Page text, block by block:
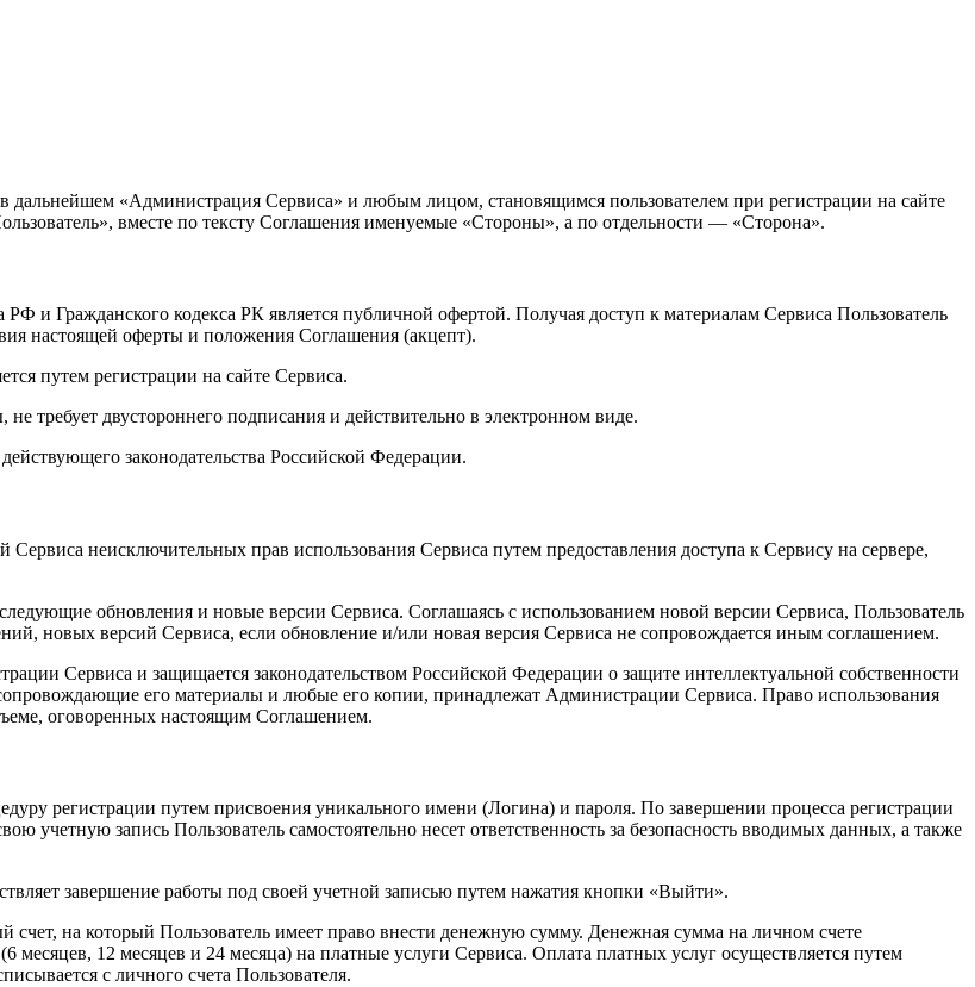
«Администрация Сервиса» и любым лицом, становящимся пользователем при регистрации на сайте
вместе по тексту Соглашения именуемые «Стороны», а по отдельности — «Сторона».
и Гражданского кодекса РК является публичной офертой. Получая доступ к материалам Сервиса Пользователь
настоящей оферты и положения Соглашения (акцепт).
путем регистрации на сайте Сервиса.
требует двустороннего подписания и действительно в электронном виде.
законодательства Российской Федерации.
неисключительных прав использования Сервиса путем предоставления доступа к Сервису на сервере,
обновления и новые версии Сервиса. Соглашаясь с использованием новой версии Сервиса, Пользователь
новых версий Сервиса, если обновление и/или новая версия Сервиса не сопровождается иным соглашением.
Сервиса и защищается законодательством Российской Федерации о защите интеллектуальной собственности
его материалы и любые его копии, принадлежат Администрации Сервиса. Право использования
оговоренных настоящим Соглашением.
регистрации путем присвоения уникального имени (Логина) и пароля. По завершении процесса регистрации
учетную запись Пользователь самостоятельно несет ответственность за безопасность вводимых данных, а также
завершение работы под своей учетной записью путем нажатия кнопки «Выйти».
на который Пользователь имеет право внести денежную сумму. Денежная сумма на личном счете
12 месяцев и 24 месяца) на платные услуги Сервиса. Оплата платных услуг осуществляется путем
с личного счета Пользователя.